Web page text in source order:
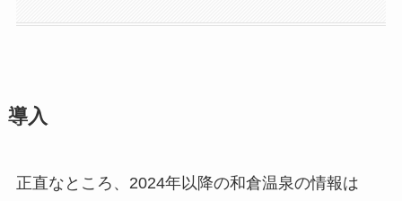
導入
正直なところ、2024年以降の和倉温泉の情報は